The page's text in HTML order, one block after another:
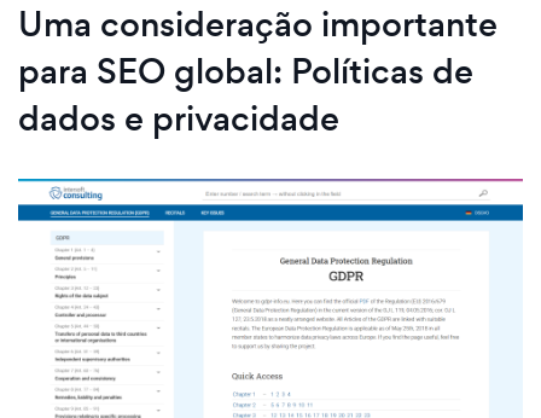
Uma consideração importante
para SEO global: Políticas de
dados e privacidade